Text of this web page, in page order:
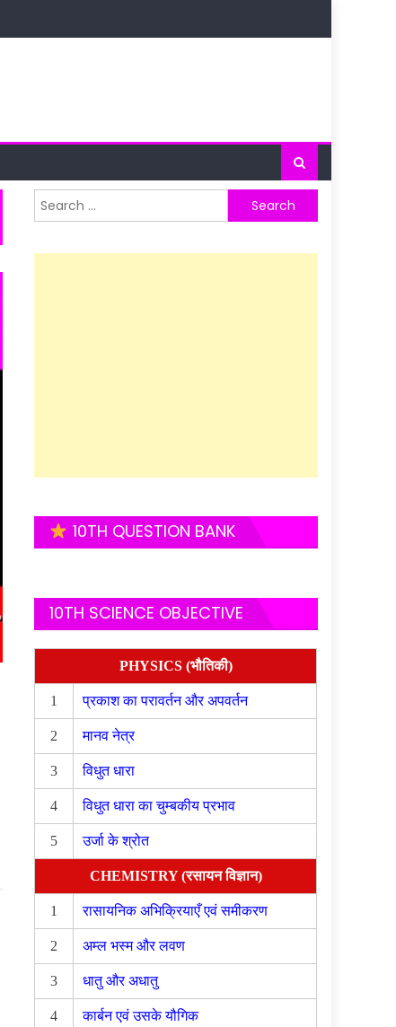
Search
for:
10TH QUESTION BANK
10TH SCIENCE OBJECTIVE
PHYSICS (भौतिकी)
1 प्रकाश का परावर्तन और अपवर्तन
2 मानव नेत्र
3 विधुत धारा
4 विधुत धारा का चुम्बकीय प्रभाव
5 उर्जा के श्रोत
CHEMISTRY (रसायन विज्ञान)
1 रासायनिक अभिक्रियाएँ एवं समीकरण
2 अम्ल भस्म और लवण
3 धातु और अधातु
4 कार्बन एवं उसके यौगिक